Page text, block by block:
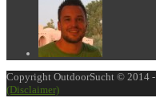
Copyright OutdoorSucht © 2014 -
(Disclaimer)